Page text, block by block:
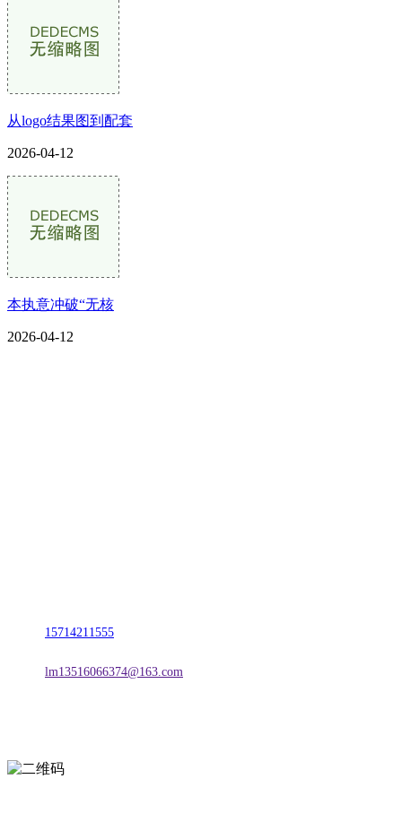
从logo结果图到配套
2026-04-12
本执意冲破“无核
2026-04-12
15714211555
lm13516066374@163.com